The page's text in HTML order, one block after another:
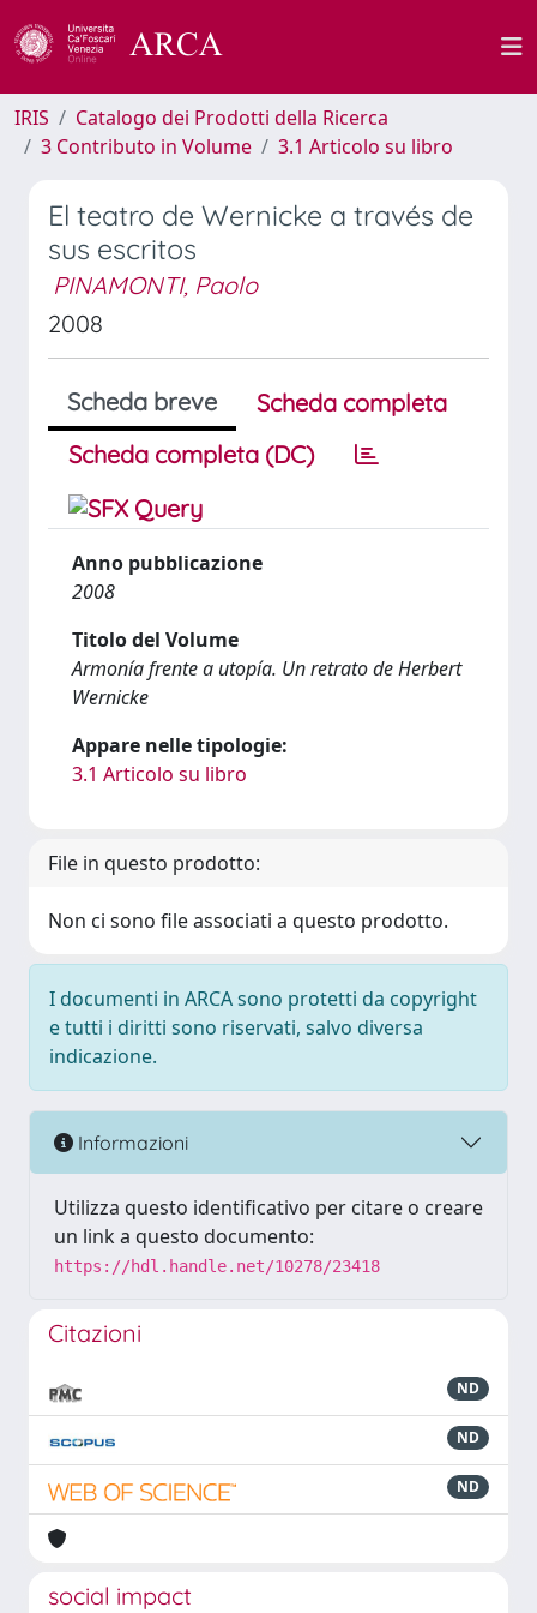
IRIS
Catalogo dei Prodotti della Ricerca
3 Contributo in Volume
3.1 Articolo su libro
El teatro de Wernicke a través de
sus escritos
PINAMONTI, Paolo
2008
Scheda breve
Scheda completa
Scheda completa (DC)
Anno pubblicazione
2008
Titolo del Volume
Armonía frente a utopía. Un retrato de Herbert
Wernicke
Appare nelle tipologie:
3.1 Articolo su libro
File in questo prodotto:
Non ci sono file associati a questo prodotto.
I documenti in ARCA sono protetti da copyright
e tutti i diritti sono riservati, salvo diversa
indicazione.
Informazioni
Utilizza questo identificativo per citare o creare
un link a questo documento:
https://hdl.handle.net/10278/23418
Citazioni
ND
ND
ND
social impact